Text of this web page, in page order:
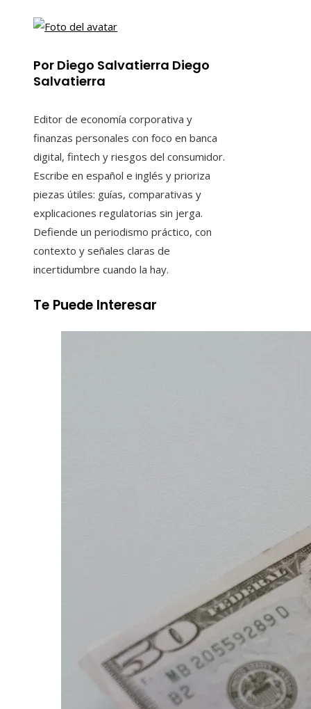
Por Diego Salvatierra Diego
Salvatierra
Editor de economía corporativa y
finanzas personales con foco en banca
digital, fintech y riesgos del consumidor.
Escribe en español e inglés y prioriza
piezas útiles: guías, comparativas y
explicaciones regulatorias sin jerga.
Defiende un periodismo práctico, con
contexto y señales claras de
incertidumbre cuando la hay.
Te Puede Interesar